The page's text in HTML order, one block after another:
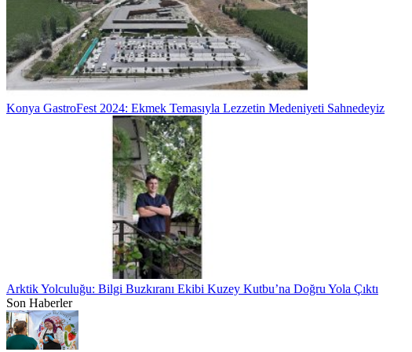
Konya GastroFest 2024: Ekmek Temasıyla Lezzetin Medeniyeti Sahnedeyiz
Arktik Yolculuğu: Bilgi Buzkıranı Ekibi Kuzey Kutbu’na Doğru Yola Çıktı
Son Haberler